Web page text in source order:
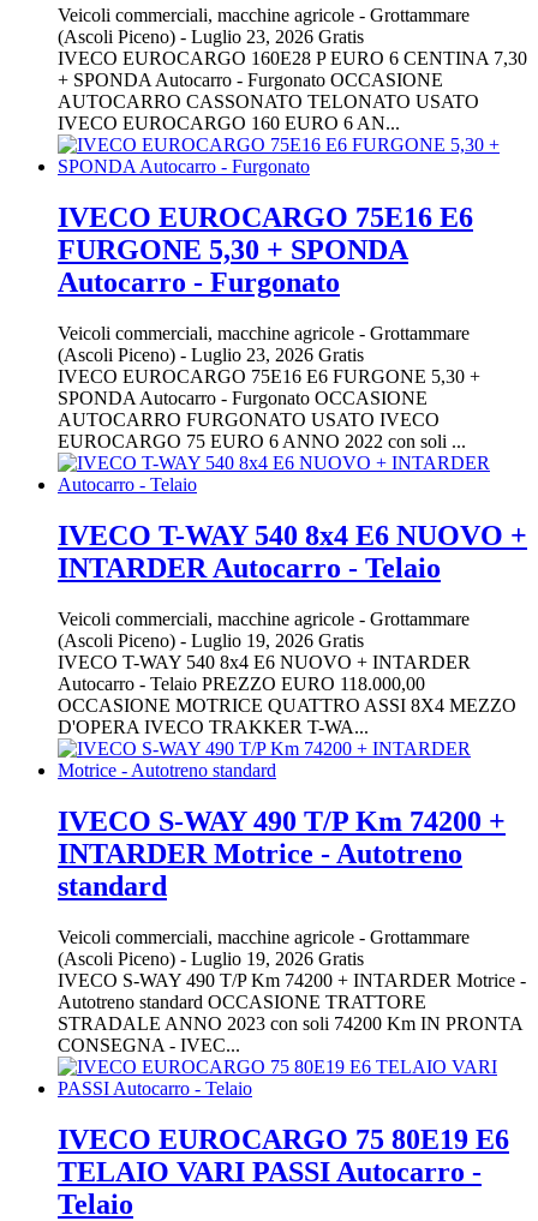
Veicoli commerciali, macchine agricole - Grottammare
(Ascoli Piceno) - Luglio 23, 2026 Gratis
IVECO EUROCARGO 160E28 P EURO 6 CENTINA 7,30
+ SPONDA Autocarro - Furgonato OCCASIONE
AUTOCARRO CASSONATO TELONATO USATO
IVECO EUROCARGO 160 EURO 6 AN...
IVECO EUROCARGO 75E16 E6
FURGONE 5,30 + SPONDA
Autocarro - Furgonato
Veicoli commerciali, macchine agricole - Grottammare
(Ascoli Piceno) - Luglio 23, 2026 Gratis
IVECO EUROCARGO 75E16 E6 FURGONE 5,30 +
SPONDA Autocarro - Furgonato OCCASIONE
AUTOCARRO FURGONATO USATO IVECO
EUROCARGO 75 EURO 6 ANNO 2022 con soli ...
IVECO T-WAY 540 8x4 E6 NUOVO +
INTARDER Autocarro - Telaio
Veicoli commerciali, macchine agricole - Grottammare
(Ascoli Piceno) - Luglio 19, 2026 Gratis
IVECO T-WAY 540 8x4 E6 NUOVO + INTARDER
Autocarro - Telaio PREZZO EURO 118.000,00
OCCASIONE MOTRICE QUATTRO ASSI 8X4 MEZZO
D'OPERA IVECO TRAKKER T-WA...
IVECO S-WAY 490 T/P Km 74200 +
INTARDER Motrice - Autotreno
standard
Veicoli commerciali, macchine agricole - Grottammare
(Ascoli Piceno) - Luglio 19, 2026 Gratis
IVECO S-WAY 490 T/P Km 74200 + INTARDER Motrice -
Autotreno standard OCCASIONE TRATTORE
STRADALE ANNO 2023 con soli 74200 Km IN PRONTA
CONSEGNA - IVEC...
IVECO EUROCARGO 75 80E19 E6
TELAIO VARI PASSI Autocarro -
Telaio